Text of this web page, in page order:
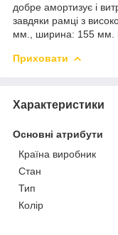
добре амортизує і
завдяки рамці з
мм., ширина: 155 мм.
Приховати
Характеристики
Основні атрибути
Країна виробник
Стан
Тип
Колір